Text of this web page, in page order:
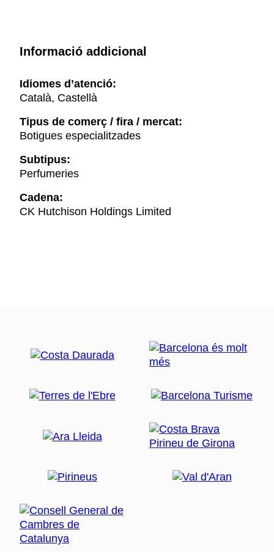
Informació addicional
Idiomes d’atenció:
Català, Castellà
Tipus de comerç / fira / mercat:
Botigues especialitzades
Subtipus:
Perfumeries
Cadena:
CK Hutchison Holdings Limited